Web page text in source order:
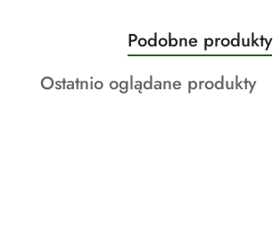
Pomiń karuzelę produktów
Produkty
o
statusie:
Podobne produkty
Produkty
Ostatnio oglądane produkty